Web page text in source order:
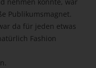
Publikumsmagnet.
da für jeden etwas
Fashion